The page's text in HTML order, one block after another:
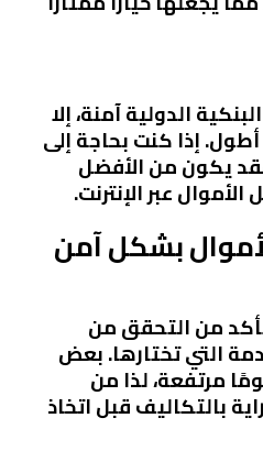
الدولية آمنة، إلا
إذا كنت بحاجة إلى
يكون من الأفضل
عبر الإنترنت.
بشكل آمن
من التحقق من
التي تختارها. بعض
مرتفعة، لذا من
بالتكاليف قبل اتخاذ